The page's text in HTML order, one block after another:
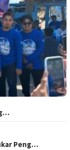
Peng…